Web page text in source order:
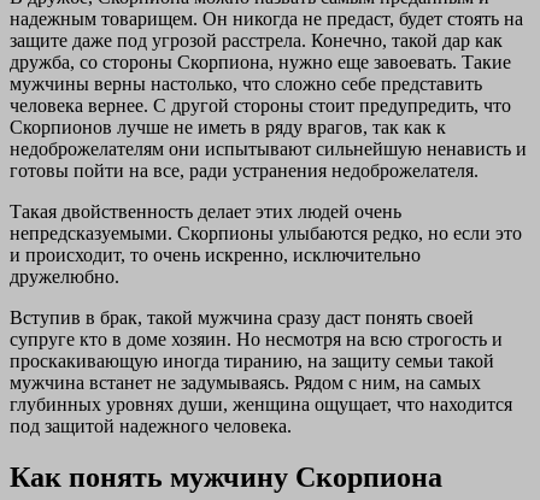
надежным товарищем. Он никогда не предаст, будет стоять на
защите даже под угрозой расстрела. Конечно, такой дар как
дружба, со стороны Скорпиона, нужно еще завоевать. Такие
мужчины верны настолько, что сложно себе представить
человека вернее. С другой стороны стоит предупредить, что
Скорпионов лучше не иметь в ряду врагов, так как к
недоброжелателям они испытывают сильнейшую ненависть и
готовы пойти на все, ради устранения недоброжелателя.
Такая двойственность делает этих людей очень
непредсказуемыми. Скорпионы улыбаются редко, но если это
и происходит, то очень искренно, исключительно
дружелюбно.
Вступив в брак, такой мужчина сразу даст понять своей
супруге кто в доме хозяин. Но несмотря на всю строгость и
проскакивающую иногда тиранию, на защиту семьи такой
мужчина встанет не задумываясь. Рядом с ним, на самых
глубинных уровнях души, женщина ощущает, что находится
под защитой надежного человека.
Как понять мужчину Скорпиона